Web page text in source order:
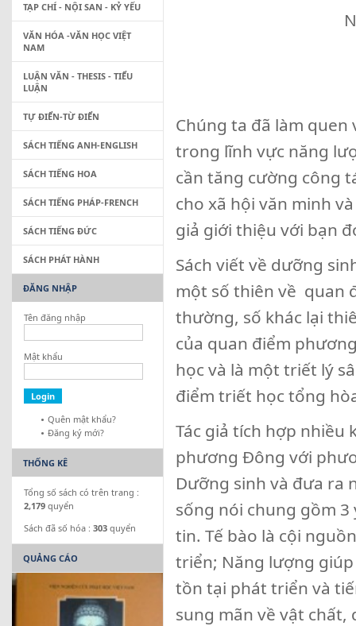
Chúng ta đã làm
trong lĩnh vực năng
cần tăng cường công
cho xã hội văn minh
giả giới thiệu với bạn
Sách viết về dưỡng
một số thiên về quan
thường, số khác lại
của quan điểm
học và là một triết lý
điểm triết học tổng
Tác giả tích hợp nhiều
phương Đông với
Dưỡng sinh và đưa ra
sống nói chung gồm
tin. Tế bào là cội
triển; Năng lượng
tồn tại phát triển và
sung mãn về vật
TẠP CHÍ - NỘI SAN - KỶ YẾU
VĂN HÓA -VĂN HỌC VIỆT
NAM
LUẬN VĂN - THESIS - TIỂU
LUẬN
TỰ ĐIỂN-TỪ ĐIỂN
SÁCH TIẾNG ANH-ENGLISH
SÁCH TIẾNG HOA
SÁCH TIẾNG PHÁP-FRENCH
SÁCH TIẾNG ĐỨC
SÁCH PHÁT HÀNH
ĐĂNG NHẬP
Tên đăng nhập
Mật khẩu
Quên mật khẩu?
Đăng ký mới?
THỐNG KÊ
Tổng số sách có trên trang :
2,179 quyển
Sách đã số hóa : 303 quyển
QUẢNG CÁO